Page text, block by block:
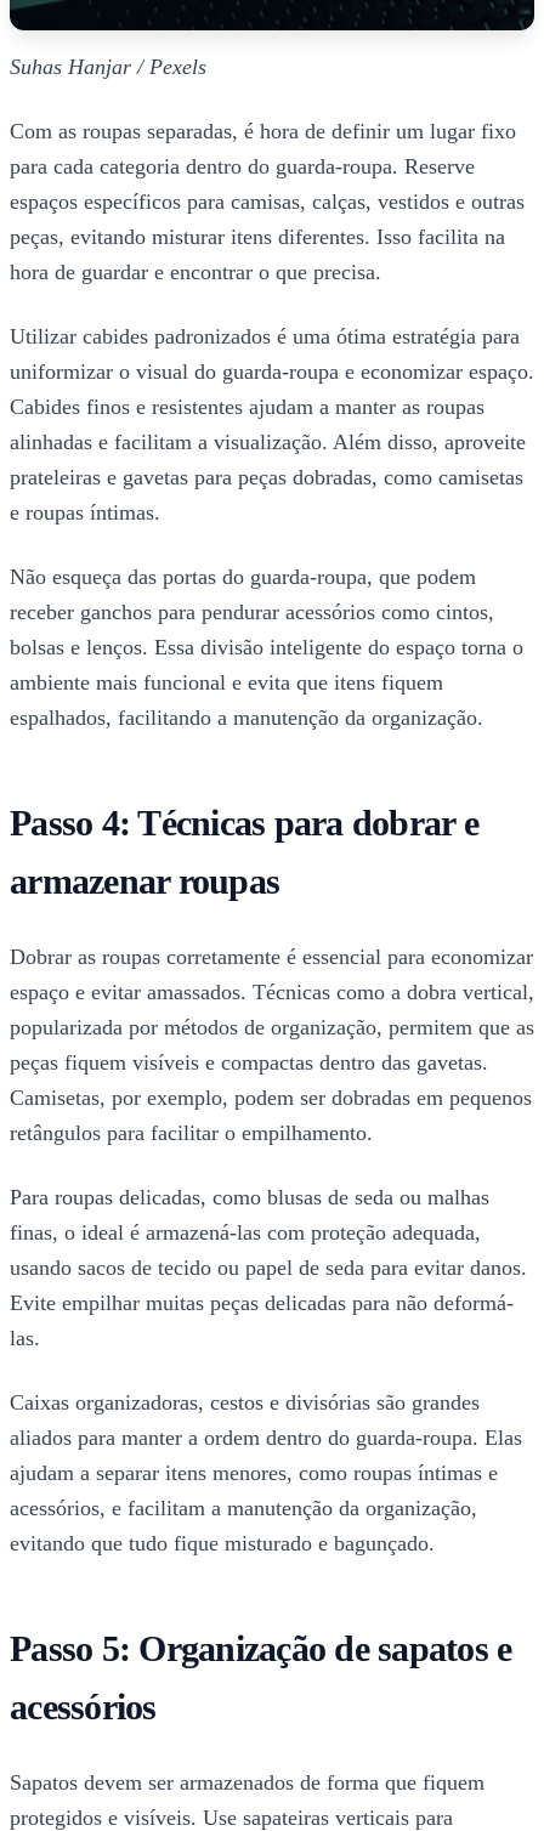
Suhas Hanjar / Pexels
Com as roupas separadas, é hora de definir um lugar fixo
para cada categoria dentro do guarda-roupa. Reserve
espaços específicos para camisas, calças, vestidos e outras
peças, evitando misturar itens diferentes. Isso facilita na
hora de guardar e encontrar o que precisa.
Utilizar cabides padronizados é uma ótima estratégia para
uniformizar o visual do guarda-roupa e economizar espaço.
Cabides finos e resistentes ajudam a manter as roupas
alinhadas e facilitam a visualização. Além disso, aproveite
prateleiras e gavetas para peças dobradas, como camisetas
e roupas íntimas.
Não esqueça das portas do guarda-roupa, que podem
receber ganchos para pendurar acessórios como cintos,
bolsas e lenços. Essa divisão inteligente do espaço torna o
ambiente mais funcional e evita que itens fiquem
espalhados, facilitando a manutenção da organização.
Passo 4: Técnicas para dobrar e
armazenar roupas
Dobrar as roupas corretamente é essencial para economizar
espaço e evitar amassados. Técnicas como a dobra vertical,
popularizada por métodos de organização, permitem que as
peças fiquem visíveis e compactas dentro das gavetas.
Camisetas, por exemplo, podem ser dobradas em pequenos
retângulos para facilitar o empilhamento.
Para roupas delicadas, como blusas de seda ou malhas
finas, o ideal é armazená-las com proteção adequada,
usando sacos de tecido ou papel de seda para evitar danos.
Evite empilhar muitas peças delicadas para não deformá-
las.
Caixas organizadoras, cestos e divisórias são grandes
aliados para manter a ordem dentro do guarda-roupa. Elas
ajudam a separar itens menores, como roupas íntimas e
acessórios, e facilitam a manutenção da organização,
evitando que tudo fique misturado e bagunçado.
Passo 5: Organização de sapatos e
acessórios
Sapatos devem ser armazenados de forma que fiquem
protegidos e visíveis. Use sapateiras verticais para